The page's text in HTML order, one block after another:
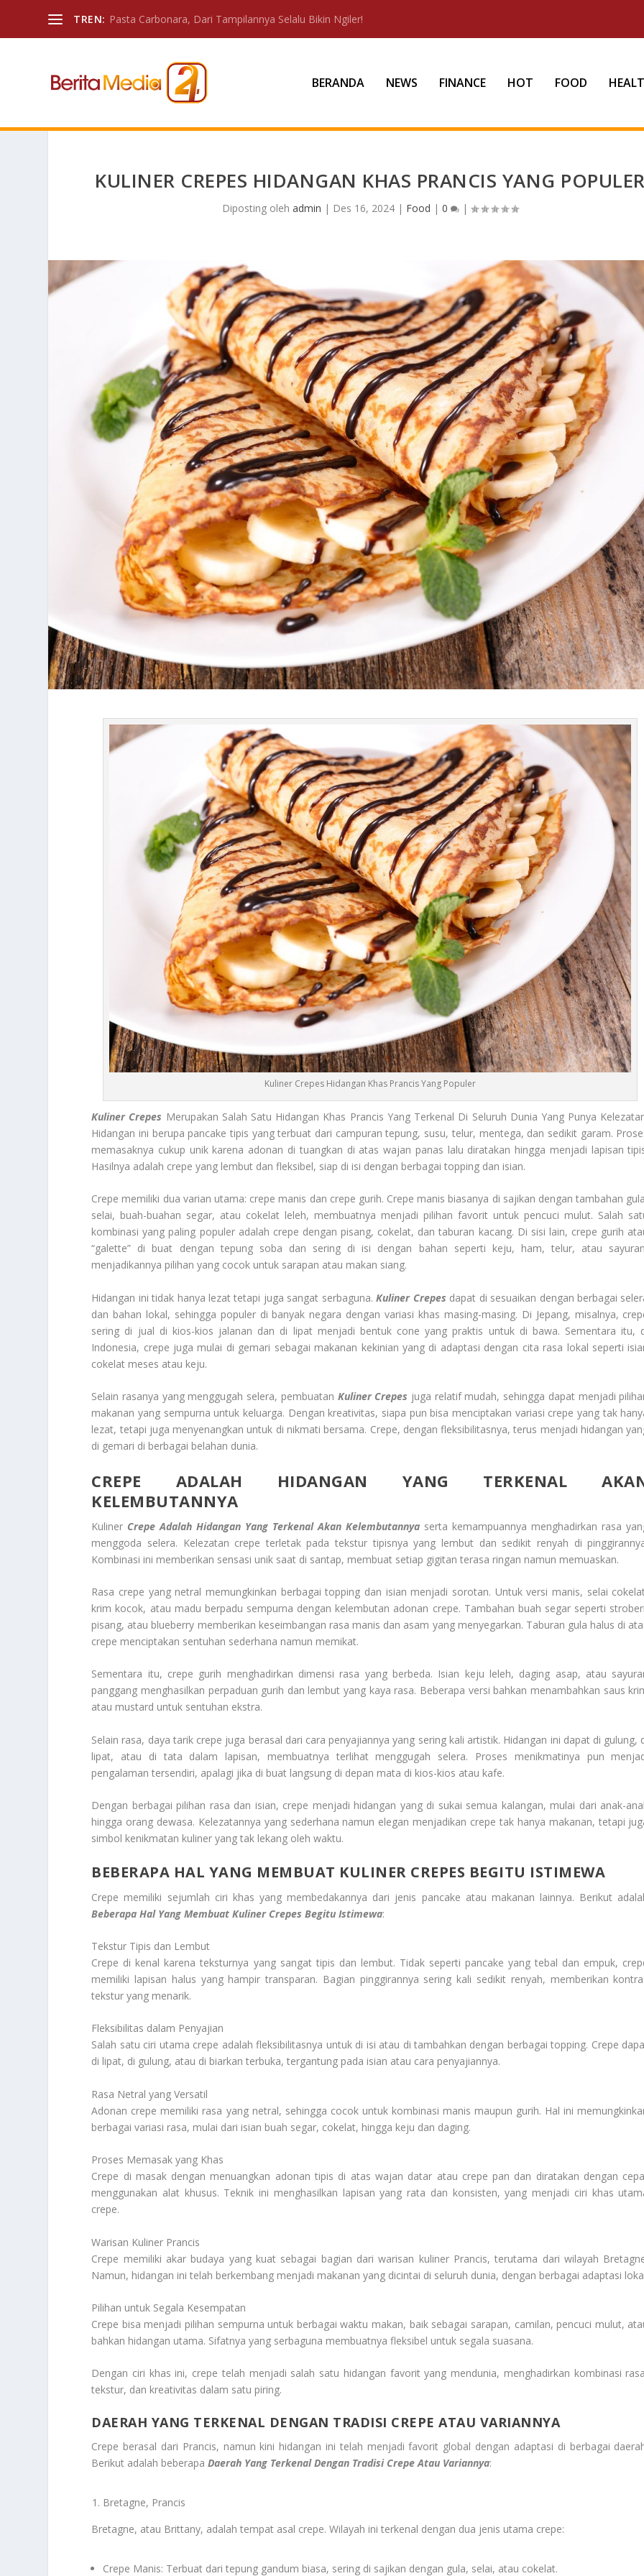
TREN: Pasta Carbonara, Dari Tampilannya Selalu Bikin Ngiler!
BERANDA NEWS FINANCE HOT FOOD
KULINER CREPES HIDANGAN KHAS PRANCIS YANG POPULER
Diposting oleh admin | Des 16, 2024| Food | 0 |
Kuliner Crepes Hidangan Khas Prancis Yang Populer
Kuliner Crepes Merupakan Salah Satu Hidangan Khas Prancis Yang Terkenal Di Seluruh Dunia Yang Punya
Hidangan ini berupa pancake tipis yang terbuat dari campuran tepung, susu, telur, mentega, dan sedikit garam.
memasaknya cukup unik karena adonan di tuangkan di atas wajan panas lalu diratakan hingga menjadi lapisan
Hasilnya adalah crepe yang lembut dan fleksibel, siap di isi dengan berbagai topping dan isian.
Crepe memiliki dua varian utama: crepe manis dan crepe gurih. Crepe manis biasanya di sajikan dengan tambahan
selai, buah-buahan segar, atau cokelat leleh, membuatnya menjadi pilihan favorit untuk pencuci mulut. Salah
kombinasi yang paling populer adalah crepe dengan pisang, cokelat, dan taburan kacang. Di sisi lain, crepe gurih
“galette” di buat dengan tepung soba dan sering di isi dengan bahan seperti keju, ham, telur, atau
menjadikannya pilihan yang cocok untuk sarapan atau makan siang.
Hidangan ini tidak hanya lezat tetapi juga sangat serbaguna.Kuliner Crepes dapat di sesuaikan dengan berbagai
dan bahan lokal, sehingga populer di banyak negara dengan variasi khas masing-masing. Di Jepang, misalnya,
sering di jual di kios-kios jalanan dan di lipat menjadi bentuk cone yang praktis untuk di bawa. Sementara itu,
Indonesia, crepe juga mulai di gemari sebagai makanan kekinian yang di adaptasi dengan cita rasa lokal seperti
cokelat meses atau keju.
Selain rasanya yang menggugah selera, pembuatan Kuliner Crepes juga relatif mudah, sehingga dapat menjadi
makanan yang sempurna untuk keluarga. Dengan kreativitas, siapa pun bisa menciptakan variasi crepe yang tak
lezat, tetapi juga menyenangkan untuk di nikmati bersama. Crepe, dengan fleksibilitasnya, terus menjadi hidangan
di gemari di berbagai belahan dunia.
CREPE ADALAH HIDANGAN YANG TERKENAL
KELEMBUTANNYA
Kuliner Crepe Adalah Hidangan Yang Terkenal Akan Kelembutannya serta kemampuannya menghadirkan rasa
menggoda selera. Kelezatan crepe terletak pada tekstur tipisnya yang lembut dan sedikit renyah di
Kombinasi ini memberikan sensasi unik saat di santap, membuat setiap gigitan terasa ringan namun memuaskan.
Rasa crepe yang netral memungkinkan berbagai topping dan isian menjadi sorotan. Untuk versi manis, selai
krim kocok, atau madu berpadu sempurna dengan kelembutan adonan crepe. Tambahan buah segar seperti
pisang, atau blueberry memberikan keseimbangan rasa manis dan asam yang menyegarkan. Taburan gula halus di
crepe menciptakan sentuhan sederhana namun memikat.
Sementara itu, crepe gurih menghadirkan dimensi rasa yang berbeda. Isian keju leleh, daging asap, atau
panggang menghasilkan perpaduan gurih dan lembut yang kaya rasa. Beberapa versi bahkan menambahkan saus
atau mustard untuk sentuhan ekstra.
Selain rasa, daya tarik crepe juga berasal dari cara penyajiannya yang sering kali artistik. Hidangan ini dapat di gulung,
lipat, atau di tata dalam lapisan, membuatnya terlihat menggugah selera. Proses menikmatinya pun
pengalaman tersendiri, apalagi jika di buat langsung di depan mata di kios-kios atau kafe.
Dengan berbagai pilihan rasa dan isian, crepe menjadi hidangan yang di sukai semua kalangan, mulai dari anak-
hingga orang dewasa. Kelezatannya yang sederhana namun elegan menjadikan crepe tak hanya makanan, tetapi
simbol kenikmatan kuliner yang tak lekang oleh waktu.
BEBERAPA HAL YANG MEMBUAT KULINER CREPES BEGITU ISTIMEWA
Crepe memiliki sejumlah ciri khas yang membedakannya dari jenis pancake atau makanan lainnya. Berikut
Beberapa Hal Yang Membuat Kuliner Crepes Begitu Istimewa:
Tekstur Tipis dan Lembut
Crepe di kenal karena teksturnya yang sangat tipis dan lembut. Tidak seperti pancake yang tebal dan empuk,
memiliki lapisan halus yang hampir transparan. Bagian pinggirannya sering kali sedikit renyah, memberikan
tekstur yang menarik.
Fleksibilitas dalam Penyajian
Salah satu ciri utama crepe adalah fleksibilitasnya untuk di isi atau di tambahkan dengan berbagai topping. Crepe
di lipat, di gulung, atau di biarkan terbuka, tergantung pada isian atau cara penyajiannya.
Rasa Netral yang Versatil
Adonan crepe memiliki rasa yang netral, sehingga cocok untuk kombinasi manis maupun gurih. Hal ini
berbagai variasi rasa, mulai dari isian buah segar, cokelat, hingga keju dan daging.
Proses Memasak yang Khas
Crepe di masak dengan menuangkan adonan tipis di atas wajan datar atau crepe pan dan diratakan dengan
menggunakan alat khusus. Teknik ini menghasilkan lapisan yang rata dan konsisten, yang menjadi ciri khas
crepe.
Warisan Kuliner Prancis
Crepe memiliki akar budaya yang kuat sebagai bagian dari warisan kuliner Prancis, terutama dari wilayah
Namun, hidangan ini telah berkembang menjadi makanan yang dicintai di seluruh dunia, dengan berbagai adaptasi
Pilihan untuk Segala Kesempatan
Crepe bisa menjadi pilihan sempurna untuk berbagai waktu makan, baik sebagai sarapan, camilan, pencuci mulut,
bahkan hidangan utama. Sifatnya yang serbaguna membuatnya fleksibel untuk segala suasana.
Dengan ciri khas ini, crepe telah menjadi salah satu hidangan favorit yang mendunia, menghadirkan kombinasi
tekstur, dan kreativitas dalam satu piring.
DAERAH YANG TERKENAL DENGAN TRADISI CREPE ATAU VARIANNYA
Crepe berasal dari Prancis, namun kini hidangan ini telah menjadi favorit global dengan adaptasi di berbagai
Berikut adalah beberapaDaerah Yang Terkenal Dengan Tradisi Crepe Atau Variannya:
Bretagne, Prancis
Bretagne, atau Brittany, adalah tempat asal crepe. Wilayah ini terkenal dengan dua jenis utama crepe:
Crepe Manis: Terbuat dari tepung gandum biasa, sering di sajikan dengan gula, selai, atau cokelat.